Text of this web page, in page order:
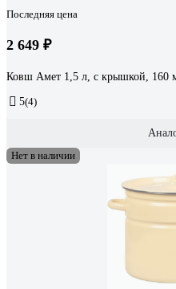
Последняя цена
2 649 ₽
Ковш Амет 1,5 л, с крышкой, 160
5(4)
Нет в наличии